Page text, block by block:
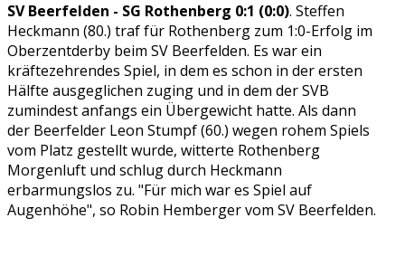
SV Beerfelden - SG Rothenberg 0:1 (0:0). Steffen
Heckmann (80.) traf für Rothenberg zum 1:0-Erfolg im
Oberzentderby beim SV Beerfelden. Es war ein
kräftezehrendes Spiel, in dem es schon in der ersten
Hälfte ausgeglichen zuging und in dem der SVB
zumindest anfangs ein Übergewicht hatte. Als dann
der Beerfelder Leon Stumpf (60.) wegen rohem Spiels
vom Platz gestellt wurde, witterte Rothenberg
Morgenluft und schlug durch Heckmann
erbarmungslos zu. "Für mich war es Spiel auf
Augenhöhe", so Robin Hemberger vom SV Beerfelden.